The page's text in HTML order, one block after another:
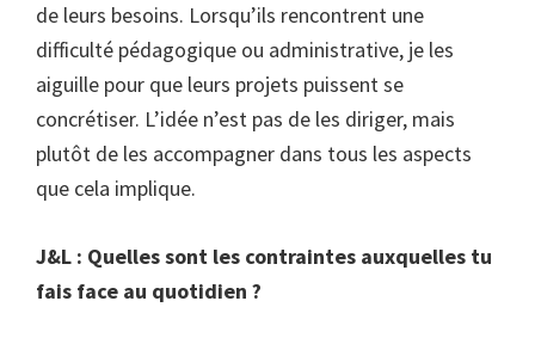
de leurs besoins. Lorsqu’ils rencontrent une
difficulté pédagogique ou administrative, je les
aiguille pour que leurs projets puissent se
concrétiser. L’idée n’est pas de les diriger, mais
plutôt de les accompagner dans tous les aspects
que cela implique.
J&L : Quelles sont les contraintes auxquelles tu
fais face au quotidien ?